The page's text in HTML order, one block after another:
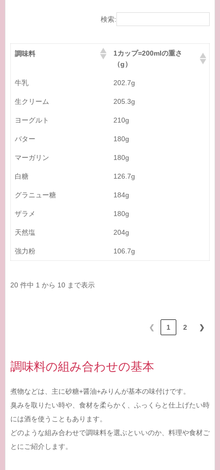
検索:
調味料
1カップ=200mlの重さ
（g）
牛乳 202.7g
生クリーム 205.3g
ヨーグルト 210g
バター 180g
マーガリン 180g
白糖 126.7g
グラニュー糖 184g
ザラメ 180g
天然塩 204g
強力粉 106.7g
20 件中 1 から 10 まで表示
❮ 1 2 ❯
調味料の組み合わせの基本
煮物などは、主に砂糖+醤油+みりんが基本の味付けです。
臭みを取りたい時や、食材を柔らかく、ふっくらと仕上げたい時
には酒を使うこともあります。
どのような組み合わせで調味料を選ぶといいのか、料理や食材ご
とにご紹介します。